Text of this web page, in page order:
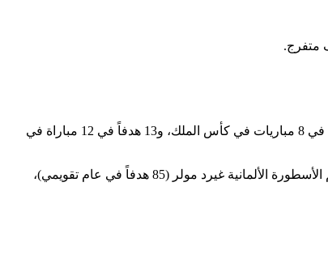
كان عام 2012 الأفضل في مسيرة ليونيل ميسي حتى الآن، في ذلك العام، سجل نجم برشلونة 59 هدفاً في 38 مباراة في الدوري الإسباني، و5 أهداف في 8 مباريات في كأس الملك، و13 هدفاً في 12 مباراة في
وهذا ما يصل مجموعه إلى 91 هدفاً في عام تقويمي واحد في 69 مباراة رسمية لليونيل ميسي، محطماً الرقم القياسي السابق الذي كان مسجلاً باسم الأسطورة الألمانية غيرد مولر (85 هدفاً في عام تقويمي)،